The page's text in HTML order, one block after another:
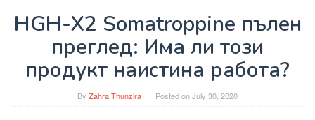
HGH-X2 Somatroppine пълен
преглед: Има ли този
продукт наистина работа?
By Zahra Thunzira Posted onJuly 30, 2020